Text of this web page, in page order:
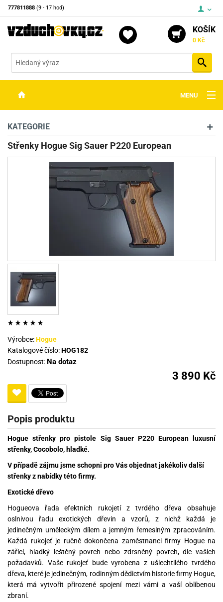
777811888 (9 - 17 hod)
KOŠÍK
0 Kč
MENU
OPTIKA
STŘELIVO
PŘÍSLUŠENSTVÍ
KATEGORIE
Střenky Hogue Sig Sauer P220 European
Výrobce:Hogue
Katalogové číslo:HOG182
Dostupnost: Na dotaz
3 890 Kč
Popis produktu
Hogue střenky pro pistole Sig Sauer P220 European luxusní
střenky, Cocobolo, hladké.
V případě zájmu jsme schopni pro Vás objednat jakékoliv další
střenky z nabídky této firmy.
Exotické dřevo
Hogueova řada efektních rukojetí z tvrdého dřeva obsahuje
oslnivou řadu exotických dřevin a vzorů, z nichž každá je
jedinečným uměleckým dílem a jemným řemeslným zpracováním.
Každá rukojeť je ručně dokončena zaměstnanci firmy Hogue na
zářící, hladký leštěný povrch nebo zdrsněný povrch, dle vašich
požadavků. Vaše rukojeť bude vyrobena z ušlechtilého tvrdého
dřeva, které je jedinečným, rodinným dědictvím historie firmy Hogue,
která má vytvořit přirozené spojení mezi vámi a vaší oblíbenou
zbraní.